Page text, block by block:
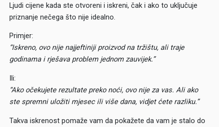
Ljudi cijene kada ste otvoreni i iskreni, čak i ako to uključuje
priznanje nečega što nije idealno.
Primjer:
“Iskreno, ovo nije najjeftiniji proizvod na tržištu, ali traje
godinama i rješava problem jednom zauvijek.”
Ili:
“Ako očekujete rezultate preko noći, ovo nije za vas. Ali ako
ste spremni uložiti mjesec ili višedana, vidjet ćete razliku.”
Takva iskrenost pomaže vam da pokažete da vam je stalo do